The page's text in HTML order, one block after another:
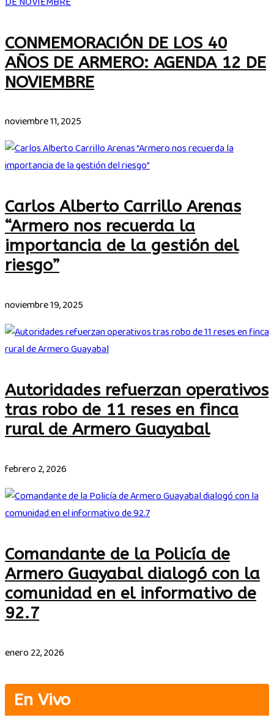
CONMEMORACIÓN DE LOS 40
AÑOS DE ARMERO: AGENDA 12 DE
NOVIEMBRE
noviembre 11, 2025
Carlos Alberto Carrillo Arenas
“Armero nos recuerda la
importancia de la gestión del
riesgo”
noviembre 19, 2025
Autoridades refuerzan operativos
tras robo de 11 reses en finca
rural de Armero Guayabal
febrero 2, 2026
Comandante de la Policía de
Armero Guayabal dialogó con la
comunidad en el informativo de
92.7
enero 22, 2026
En Vivo